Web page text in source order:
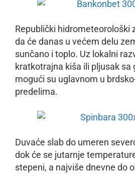
Republički hidrometeorološki
da će danas u većem delu
sunčano i toplo. Uz lokalni
kratkotrajna kiša ili pljusak sa
mogući su uglavnom u
predelima.
Duvaće slab do umeren
dok će se jutarnje
stepeni, a najviše dnevne do